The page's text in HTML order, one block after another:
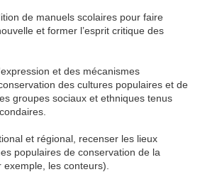
de manuels scolaires pour faire
et former l’esprit critique des
et des mécanismes
des cultures populaires et de
groupes sociaux et ethniques tenus
et régional, recenser les lieux
populaires de conservation de la
les conteurs).